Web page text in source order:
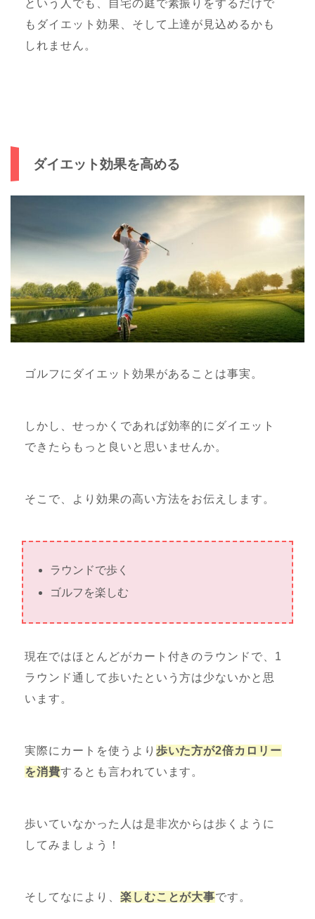
という人でも、自宅の庭で素振りをするだけで
もダイエット効果、そして上達が見込めるかも
しれません。
ダイエット効果を高める
ゴルフにダイエット効果があることは事実。
しかし、せっかくであれば効率的にダイエット
できたらもっと良いと思いませんか。
そこで、より効果の高い方法をお伝えします。
ラウンドで歩く
ゴルフを楽しむ
現在ではほとんどがカート付きのラウンドで、1
ラウンド通して歩いたという方は少ないかと思
います。
実際にカートを使うより 歩いた方が2倍カロリー
を消費するとも言われています。
歩いていなかった人は是非次からは歩くように
してみましょう！
そしてなにより、 楽しむことが大事です。